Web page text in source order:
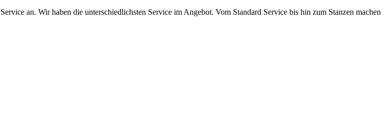
an. Wir haben die unterschiedlichsten Service im Angebot. Vom Standard Service bis hin zum Stanzen machen